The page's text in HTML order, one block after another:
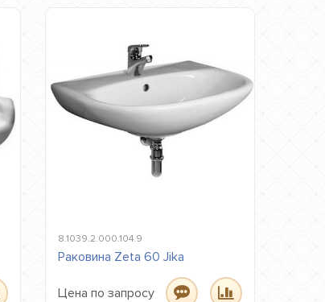
8.1039.2.000.104.9
Раковина Zeta 60 Jika
Цена по запросу